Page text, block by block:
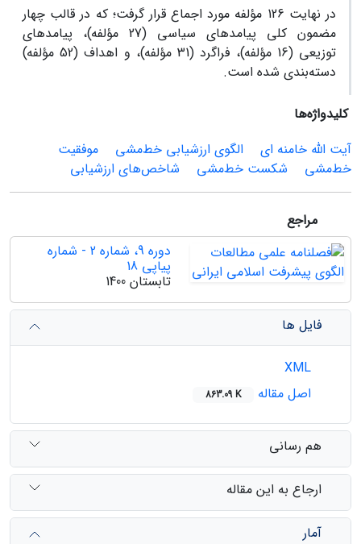
در نهایت 126 مؤلفه مورد اجماع قرار گرفت؛ که در قالب چهار
مضمون کلی پیامدهای سیاسی (27 مؤلفه)، پیامدهای
توزیعی (16 مؤلفه)، فراگرد (31 مؤلفه)، و اهداف (52 مؤلفه)
دسته‌بندی شده است.
کلیدواژه‌ها
آیت الله خامنه ای
الگوی ارزشیابی خط‌مشی
موفقیت
خط‌مشی
شکست خط‌مشی شاخص‌های ارزشیابی
مراجع
دوره 9، شماره 2 - شماره
پیاپی 18
تابستان 1400
فایل ها
اصل مقاله
863.09 K
هم رسانی
ارجاع به این مقاله
آمار